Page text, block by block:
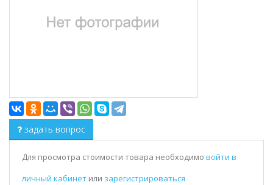
задать вопрос
Для просмотра стоимости товара необходимо войти в
личный кабинет или зарегистрироваться